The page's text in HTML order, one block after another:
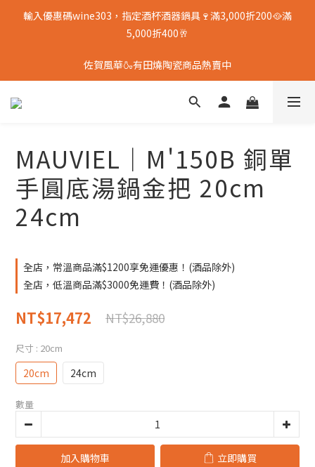
輸入優惠碼wine303，指定酒杯酒器鍋具🍷滿3,000折200🥘滿
5,000折400🥂
佐賀風華🍶有田燒陶瓷商品熱賣中
MAUVIEL｜M'150B 銅單
手圓底湯鍋金把 20cm
24cm
全店，常溫商品滿$1200享免運優惠！(酒品除外)
全店，低溫商品滿$3000免運費！(酒品除外)
NT$26,880
NT$17,472
尺寸 : 20cm
20cm 24cm
數量
加入購物車 立即購買